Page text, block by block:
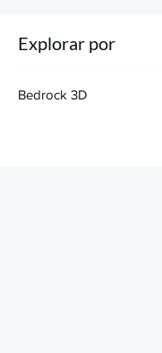
Explorar por
Bedrock 3D